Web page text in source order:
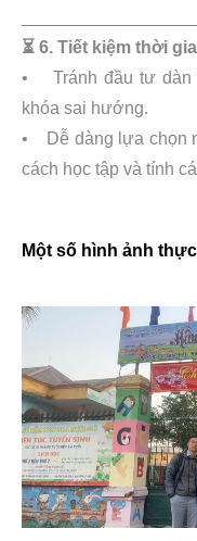
⏳ 6. Tiết kiệm thời
• Tránh đầu tư dàn
khóa sai hướng.
• Dễ dàng lựa chọn
cách học tập và tính
Một số hình ảnh